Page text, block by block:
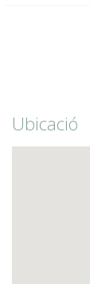
Ubicació